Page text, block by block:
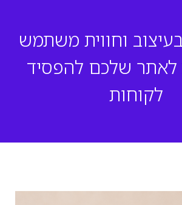
בעיצוב וחווית משתמש
לאתר שלכם להפסיד
לקוחות